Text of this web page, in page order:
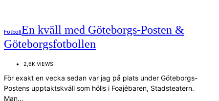
FotbollEn kväll med Göteborgs-Posten &
Göteborgsfotbollen
2,6K VIEWS
För exakt en vecka sedan var jag på plats under Göteborgs-
Postens upptaktskväll som hölls i Foajébaren, Stadsteatern.
Man…